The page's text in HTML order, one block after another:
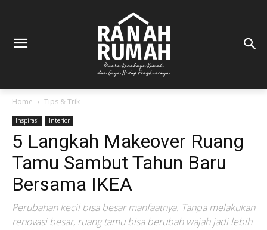
Home Tips & Trik
Inspirasi Interior
5 Langkah Makeover Ruang
Tamu Sambut Tahun Baru
Bersama IKEA
Perubahan kecil bisa besar manfaatnya. Tanpa melakukan
renovasi besar, ruang tamu bisa berubah wajah jadi lebih